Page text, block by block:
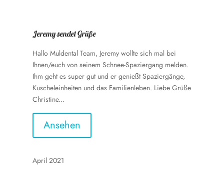
Jeremy sendet Grüße
Hallo Muldental Team, Jeremy wollte sich mal bei
Ihnen/euch von seinem Schnee-Spaziergang melden.
Ihm geht es super gut und er genießt Spaziergänge,
Kuscheleinheiten und das Familienleben. Liebe Grüße
Christine...
Ansehen
April 2021